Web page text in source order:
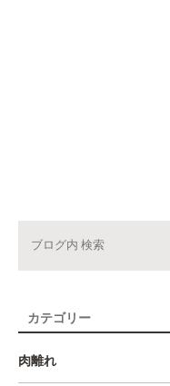
カテゴリー
肉離れ